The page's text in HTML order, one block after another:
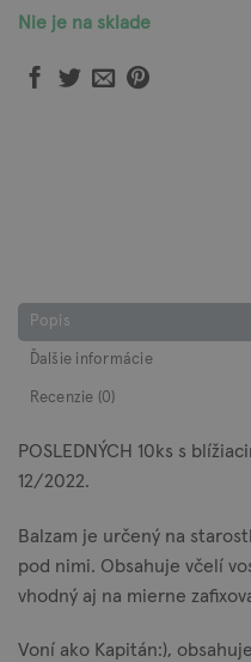
Nie je na sklade
Popis
Ďalšie informácie
Recenzie (0)
POSLEDNÝCH 10ks s
12/2022.
Balzam je určený na
pod nimi. Obsahuje včelí
vhodný aj na mierne
Voní ako Kapitán:),